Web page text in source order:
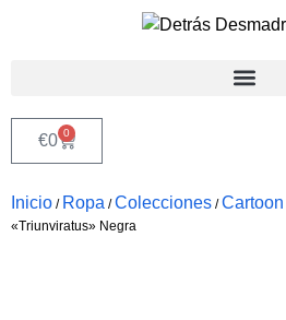
€0 0
Inicio / Ropa /Colecciones /Cartoon
«Triunviratus» Negra